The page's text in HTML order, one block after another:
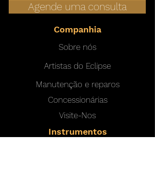
Agende uma consulta
Companhia
Sobre nós
Artistas do Eclipse
Manutenção e reparos
Concessionárias
Visite-Nos
Instrumentos